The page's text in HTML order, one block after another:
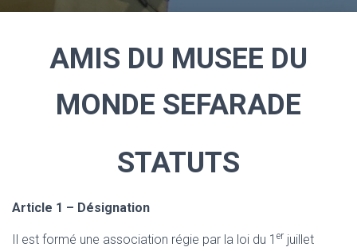
AMIS DU MUSEE DU
MONDE SEFARADE
STATUTS
Article 1 – Désignation
Il est formé une association régie par la loi du 1 er juillet